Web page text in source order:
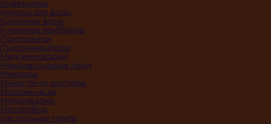
Кофемолки
Кулеры для воды
Кухонные весы
Кухонные комбайны
Ломтерезки
Льдогенераторы
Медленноварки
Микроволновые печи
Миксеры
Мини-печи, ростеры
Мороженицы
Мультиварки
Мясорубки
Настольные плиты